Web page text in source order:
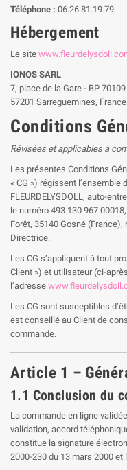
Téléphone : 06.26.81.19.79
Hébergement
Le site
IONOS SARL
7, place de la Gare - BP 70109
57201 Sarreguemines, France
Conditions
Révisées et applicables à
Les présentes Conditions
« CG ») régissent
FLEURDELYSDOLL, auto-
le numéro 493 130 967
Forêt, 35140 Gosné
Directrice.
Les CG s’appliquent à tout
Client ») et utilisateur (ci-
l’adresse
Les CG sont susceptibles
est conseillé au Client de
commande.
Article 1 –
1.1 Conclusion du
La commande en ligne
validation, accord
constitue la signature
2000-230 du 13 mars 2000 et